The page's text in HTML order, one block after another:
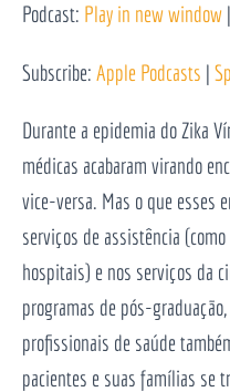
áudio
Podcast: Play in new window |
Subscribe: Apple Podcasts |
Durante a epidemia do Zika
médicas acabaram virando
vice-versa. Mas o que esses
serviços de assistência
hospitais) e nos serviços da
programas de pós-
profissionais de saúde
pacientes e suas famílias se